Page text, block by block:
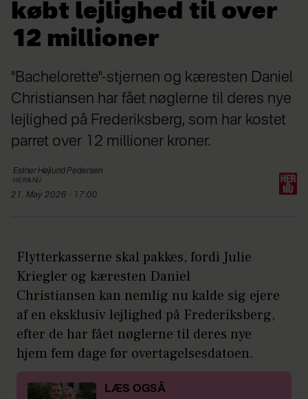
købt lejlighed til over
12 millioner
"Bachelorette"-stjernen og kæresten Daniel
Christiansen har fået nøglerne til deres nye
lejlighed på Frederiksberg, som har kostet
parret over 12 millioner kroner.
Esther HøjlundPedersen
HER&NU
21. May 2026 - 17:00
Flytterkasserne skal pakkes, fordi Julie
Kriegler og kæresten Daniel
Christiansen kan nemlig nu kalde sig ejere
af en eksklusiv lejlighed på Frederiksberg,
efter de har fået nøglerne til deres nye
hjem fem dage før overtagelsesdatoen.
LÆS OGSÅ